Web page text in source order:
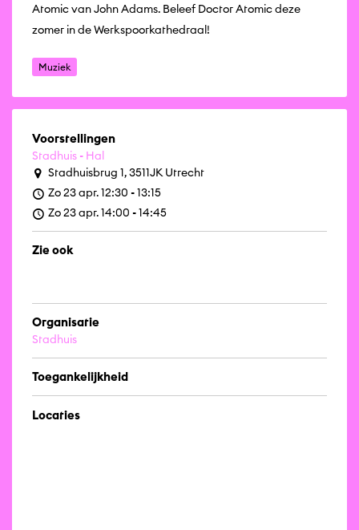
Atomic van John Adams. Beleef Doctor Atomic deze
zomer in de Werkspoorkathedraal!
Muziek
Voorstellingen
Stadhuis - Hal
Stadhuisbrug 1, 3511JK Utrecht
Zo 23 apr. 12:30 - 13:15
Zo 23 apr. 14:00 - 14:45
Zie ook
Organisatie
Stadhuis
Toegankelijkheid
Locaties